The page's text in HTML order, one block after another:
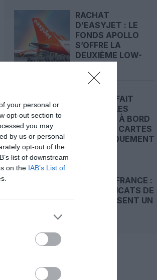
your personal or
opt-out section to
you may
by us or personal
opt-out of the
list of downstream
on the IAB’s List of
RACHAT
D’EASYJET : LE
FONDS APOLLO
S’OFFRE LA
DEUXIÈME LOW-
EASYJET FAIT
MONTER LES
DOUDOUS À BORD
AVEC DES CARTES
D’EMBARQUEMENT...
EASYJET FRANCE :
LES SYNDICATS DE
PNC DÉPOSENT UN